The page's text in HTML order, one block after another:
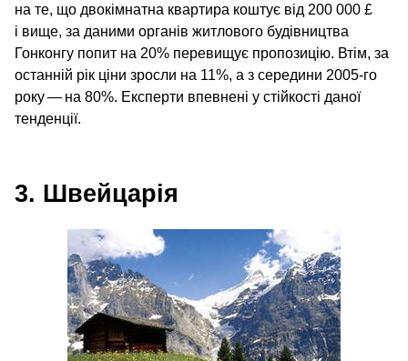
на те, що двокімнатна квартира коштує від 200 000 £
і вище, за даними органів житлового будівництва
Гонконгу попит на 20% перевищує пропозицію. Втім, за
останній рік ціни зросли на 11%, а з середини 2005-го
року — на 80%. Експерти впевнені у стійкості даної
тенденції.
3. Швейцарія